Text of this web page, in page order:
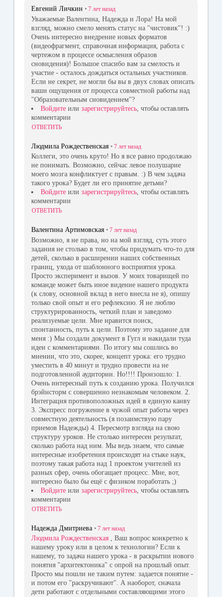
Евгений Личкин • 7 лет назад
Уважаемые Валентина, Надежда и Лора! На мой
взгляд, можно смело менять статус на "чистовик"! :)
Очень интересно внедрение новых форматов
(видеофрагмент, справочная информация, работа с
чертежом в процессе осмысления образов
сновидения)! Большое спасибо вам за смелость и
участие - осталось дождаться остальных участников.
Если не секрет, не могли бы вы в двух словах описать
ваши ощущения от процесса совместной работы над
"Образовательным сновидением"?
Войдите или зарегистрируйтесь , чтобы оставлять
комментарии
ОТВЕТИТЬ
Людмила Рождественская • 7 лет назад
Коллеги, это очень круто! Но я все равно продолжаю
не понимать. Возможно, сейчас левое полушарие
моего мозга конфликтует с правым. :) В чем задача
такого урока? Будет ли его принятие детьми?
Войдите или зарегистрируйтесь, чтобы оставлять
комментарии
ОТВЕТИТЬ
Валентина Артимовская • 7 лет назад
Возможно, я не права, но на мой взгляд, суть этого
задания не столько в том, чтобы придумать что-то для
детей, сколько в расширении наших собственных
границ, ухода от шаблонного восприятия урока.
Просто эксперимент и вызов. У моих товарищей по
команде может быть иное видение нашего продукта
(к слову, основной вклад в него внесла не я), опишу
только свой опыт и его рефлексию. Я не люблю
структурированность, четкий план и заведомо
реализуемые цели. Мне нравится поиск,
спонтанность, путь к цели. Поэтому это задание для
меня :) Мы создали документ в Гугл и накидали туда
идеи с комментариями. По итогу мы сошлись во
мнении, что это, скорее, концепт урока: его трудно
уместить в 40 минут и трудно провести на не
подготовленной аудитории. Но!!!! Произошло: 1.
Очень интересный путь к созданию урока. Получился
брэйнсторм с совершенно незнакомым человеком. 2.
Интеграция противоположных идей в единую канву
3. Экспресс погружение в чужой опыт работы через
совместную деятельность (я позаимствую пару
приемов Надежды) 4. Пересмотр взгляда на свою
структуру уроков. Не столько интересен результат,
сколько работа над ним. Мы ведь знаем, что самые
интересные изобретения происходят на стыке наук,
поэтому такая работа над 1 проектом учителей из
разных сфер, очень обогащает процесс. Мне, вот,
интересно было бы ещё с физиком поработать ;)
Войдите или зарегистрируйтесь , чтобы оставлять
комментарии
ОТВЕТИТЬ
Надежда Дмитриева • 7 лет назад
Людмила Рождественская , Ваш вопрос конкретно к
нашему уроку или в целом к технологии? Если к
нашему, то задача нашего урока - в раскрытии нового
понятия "архитектоника" с опрой на прошлый опыт.
Просто мы пошли не таким путем: задается понятие -
и потом его "раскручивают". А наоборот, сначала
дети работают с отдельными составляющими этого